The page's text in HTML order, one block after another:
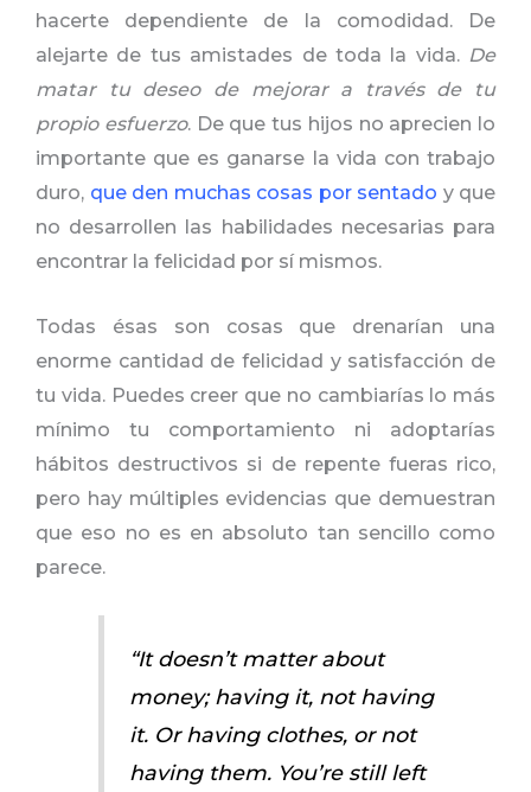
hacerte dependiente de la comodidad. De
alejarte de tus amistades de toda la vida. De
matar tu deseo de mejorar a través de tu
propio esfuerzo. De que tus hijos no aprecien lo
importante que es ganarse la vida con trabajo
duro, que den muchas cosas por sentado y que
no desarrollen las habilidades necesarias para
encontrar la felicidad por sí mismos.
Todas ésas son cosas que drenarían una
enorme cantidad de felicidad y satisfacción de
tu vida. Puedes creer que no cambiarías lo más
mínimo tu comportamiento ni adoptarías
hábitos destructivos si de repente fueras rico,
pero hay múltiples evidencias que demuestran
que eso no es en absoluto tan sencillo como
parece.
“It doesn’t matter about
money; having it, not having
it. Or having clothes, or not
having them. You’re still left